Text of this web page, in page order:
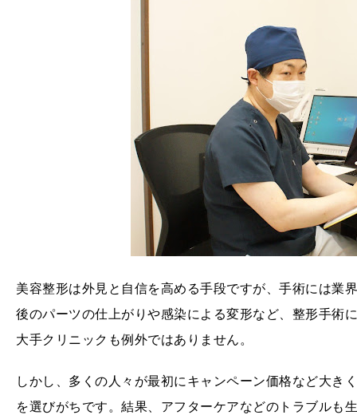
美容整形は外見と自信を高める手段ですが、手術には業
後のパーツの仕上がりや感染による変形など、整形手術
大手クリニックも例外ではありません。
しかし、多くの人々が最初に キャンペーン価格など大き
を選びがちです。結果、 アフターケアなどのトラブルも